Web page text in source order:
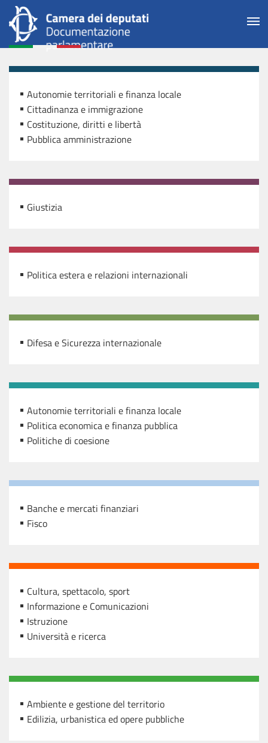
Autonomie territoriali e finanza locale
Cittadinanza e immigrazione
Costituzione, diritti e libertà
Pubblica amministrazione
Giustizia
Politica estera e relazioni internazionali
Difesa e Sicurezza internazionale
Autonomie territoriali e finanza locale
Politica economica e finanza pubblica
Politiche di coesione
Banche e mercati finanziari
Fisco
Cultura, spettacolo, sport
Informazione e Comunicazioni
Istruzione
Università e ricerca
Ambiente e gestione del territorio
Edilizia, urbanistica ed opere pubbliche